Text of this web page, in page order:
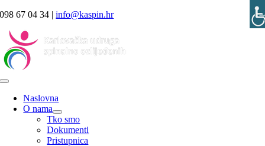
Skip
content
098 67 04 34 |info@kaspin.hr
Toggle
NavigationNaslovna
O nama
Tko smo
Dokumenti
Pristupnica